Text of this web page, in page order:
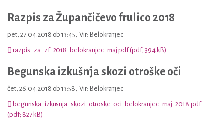
Razpis za Župančičevo frulico 2018
pet, 27.04.2018 ob 13:45, Vir: Belokranjec
razpis_za_zf_2018_belokranjec_maj.pdf (pdf; 394 kB)
Begunska izkušnja skozi otroške oči
čet, 26.04.2018 ob 13:58, Vir: Belokranjec
begunska_izkusnja_skozi_otroske_oci_belokranjec_maj_2018.pdf
(pdf; 827 kB)